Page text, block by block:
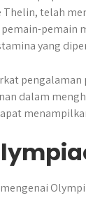
Thelin, telah
pemain
yang
pengalaman
dalam